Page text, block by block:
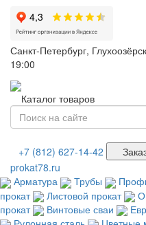
Санкт-Петербург,
19:00
Каталог товаров
+7 (812) 627-14-42
prokat78.ru
Арматура
Трубы
прокат
Листовой прокат
прокат
Винтовые сваи